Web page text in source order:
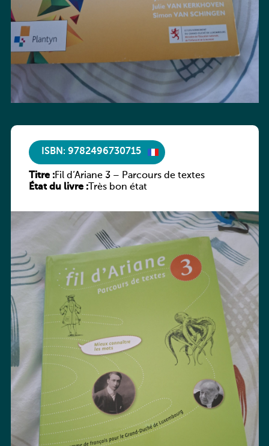
ISBN: 9782496730715
Titre :Fil d’Ariane 3 – Parcours de textes
État du livre :Très bon état